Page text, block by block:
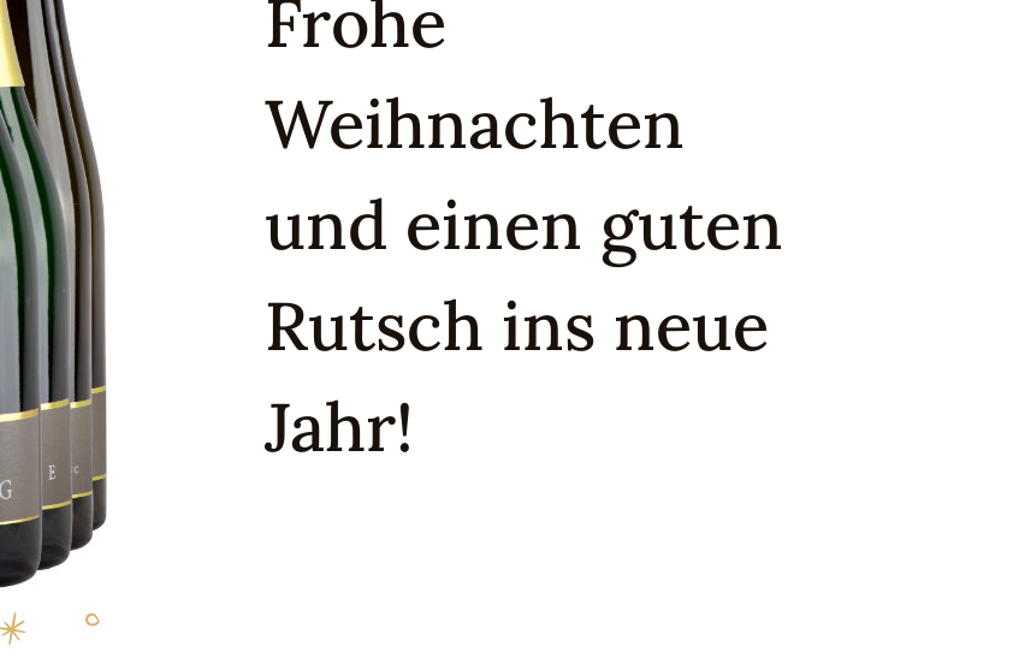
Frohe
Weihnachten
und einen guten
Rutsch ins neue
Jahr!